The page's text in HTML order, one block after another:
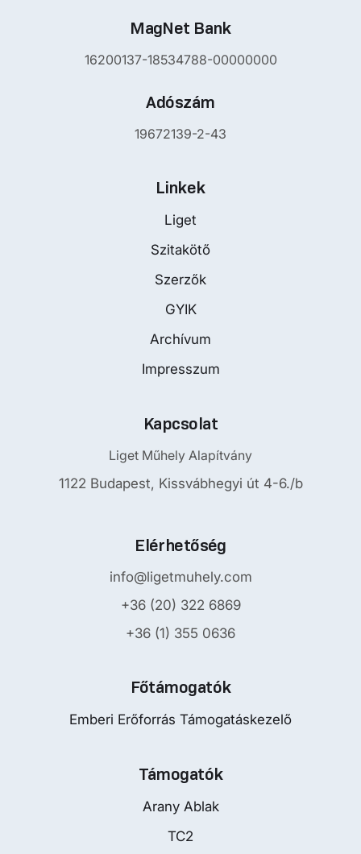
MagNet Bank
16200137-18534788-00000000
Adószám
19672139-2-43
Linkek
Liget
Szitakötő
Szerzők
GYIK
Archívum
Impresszum
Kapcsolat
Liget Műhely Alapítvány
1122 Budapest, Kissvábhegyi út 4-6./b
Elérhetőség
info@ligetmuhely.com
+36 (20) 322 6869
+36 (1) 355 0636
Főtámogatók
Emberi Erőforrás Támogatáskezelő
Támogatók
Arany Ablak
TC2